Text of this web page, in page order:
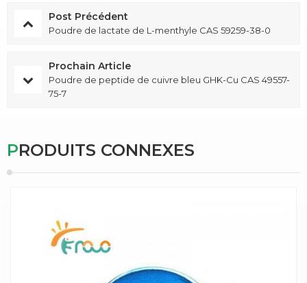
Post Précédent
Poudre de lactate de L-menthyle CAS 59259-38-0
Prochain Article
Poudre de peptide de cuivre bleu GHK-Cu CAS 49557-
75-7
PRODUITS CONNEXES